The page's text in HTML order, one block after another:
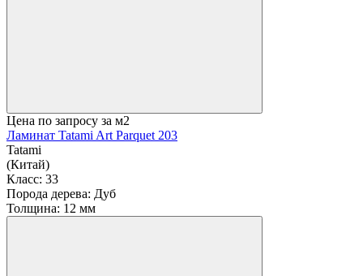
Цена по запросу за м2
Ламинат Tatami Art Parquet 203
Tatami
(Китай)
Класс: 33
Порода дерева: Дуб
Толщина: 12 мм